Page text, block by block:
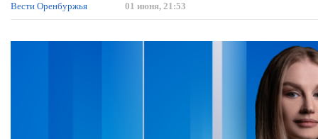
Вести Оренбуржья 01 июня, 21:53